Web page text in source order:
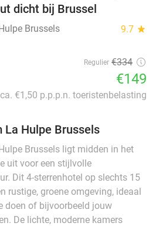
dicht bij Brussel
Brussels 9.7 star
Regulier €334
€149
€1,50 p.p.p.n. toeristenbelasting
La Hulpe Brussels
Brussels ligt midden in het
uit voor een stijlvolle
Dit 4-sterrenhotel op slechts 15
rustige, groene omgeving, ideaal
doen of bijvoorbeeld jouw
De lichte, moderne kamers